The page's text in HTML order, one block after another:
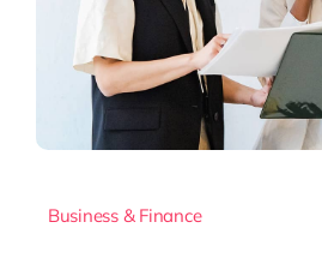
Business & Finance